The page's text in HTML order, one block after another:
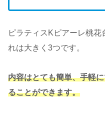
ピラティスKピアーレ桃
れは大きく3つです。
内容はとても簡単、手軽
ることができます。